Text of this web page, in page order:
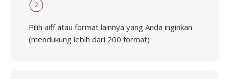
2
Pilih aiff atau format lainnya yang Anda inginkan
(mendukung lebih dari 200 format)